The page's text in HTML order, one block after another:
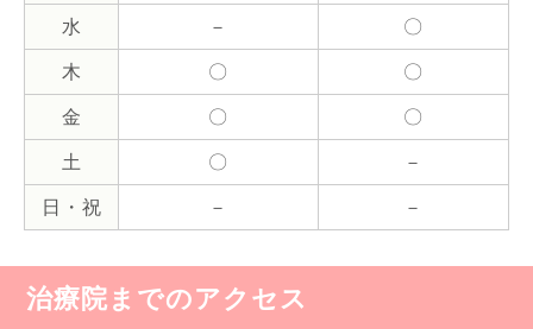
水 － 〇
木 〇 〇
金 〇 〇
土 〇 －
日・祝 － －
治療院までのアクセス